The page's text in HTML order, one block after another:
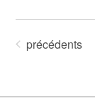
Évènements
précédents